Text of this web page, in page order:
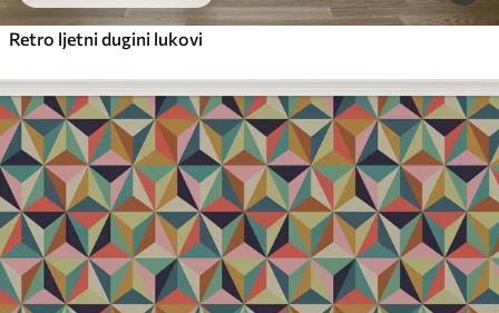
Retro ljetni dugini lukovi